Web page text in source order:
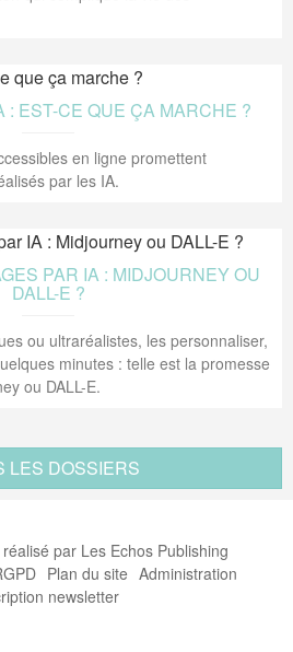
EST-CE QUE ÇA MARCHE ?
en ligne promettent
par les IA.
PAR IA : MIDJOURNEY OU
DALL-E ?
ou ultraréalistes, les personnaliser,
minutes : telle est la promesse
ou DALL-E.
LES DOSSIERS
réalisé par Les Echos Publishing
Plan du site Administration
newsletter